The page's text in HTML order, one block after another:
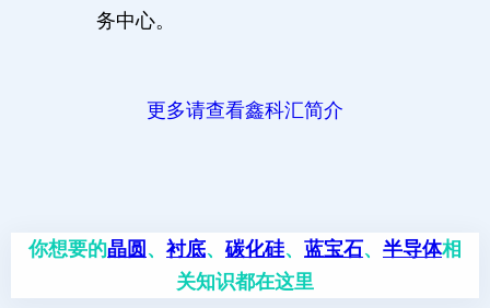
务中心。
更多请查看鑫科汇简介
你想要的晶圆 、衬底、 碳化硅、 蓝宝石、 半导体相
关知识都在这里